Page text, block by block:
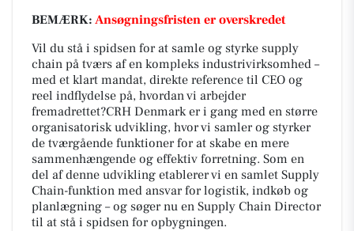
BEMÆRK: Ansøgningsfristen er overskredet
Vil du stå i spidsen for at samle og styrke supply
chain på tværs af en kompleks industrivirksomhed –
med et klart mandat, direkte reference til CEO og
reel indflydelse på, hvordan vi arbejder
fremadrettet?CRH Denmark er i gang med en større
organisatorisk udvikling, hvor vi samler og styrker
de tværgående funktioner for at skabe en mere
sammenhængende og effektiv forretning. Som en
del af denne udvikling etablerer vi en samlet Supply
Chain-funktion med ansvar for logistik, indkøb og
planlægning – og søger nu en Supply Chain Director
til at stå i spidsen for opbygningen.